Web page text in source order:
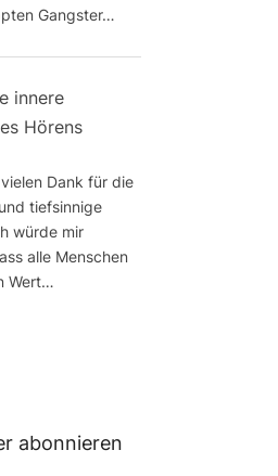
Gangster…
innere
Hörens
Dank für die
tiefsinnige
würde mir
alle Menschen
Wert…
abonnieren